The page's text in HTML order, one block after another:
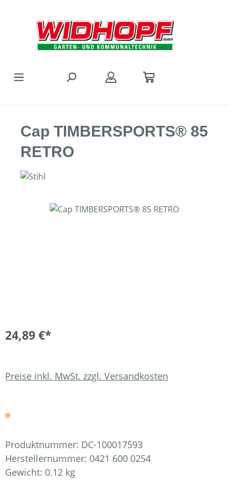
Cap TIMBERSPORTS® 85
RETRO
Bildergalerie überspringen
24,89 €*
Preise inkl. MwSt. zzgl. Versandkosten
Produktnummer: DC-100017593
Herstellernummer: 0421 600 0254
Gewicht: 0.12 kg